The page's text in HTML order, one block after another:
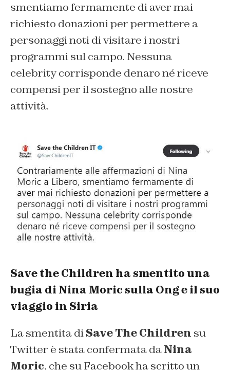
smentiamo fermamente di aver mai
richiesto donazioni per permettere a
personaggi noti di visitare i nostri
programmi sul campo. Nessuna
celebrity corrisponde denaro né riceve
compensi per il sostegno alle nostre
attività.
Save the Children ha smentito una
bugia di Nina Moric sulla Ong e il suo
viaggio in Siria
La smentita diSave The Children su
Twitter è stata confermata daNina
Moric, che su Facebook ha scritto un